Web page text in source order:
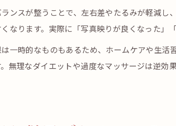
ンスが整うことで、左右差やたるみが軽減
なります。実際に「写真映りが良くなった」
一時的なものもあるため、ホームケアや生
無理なダイエットや過度なマッサージは逆効